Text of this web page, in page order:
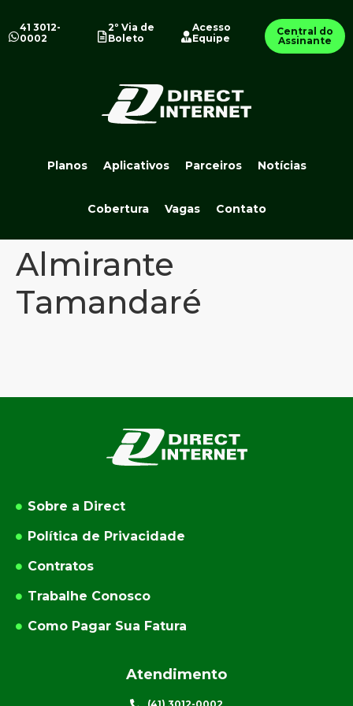
41 3012-
0002
2º Via de
Boleto
Acesso
Equipe
Central do
Assinante
Planos Aplicativos Parceiros Notícias
Cobertura Vagas Contato
Almirante
Tamandaré
Sobre a Direct
Política de Privacidade
Contratos
Trabalhe Conosco
Como Pagar Sua Fatura
Atendimento